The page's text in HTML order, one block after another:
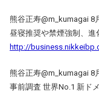
熊谷正寿@m_kumagai 8
昼寝推奨や禁煙強制、進
http://
熊谷正寿‏@m_kumagai
事前調査 世界No.1 新ド